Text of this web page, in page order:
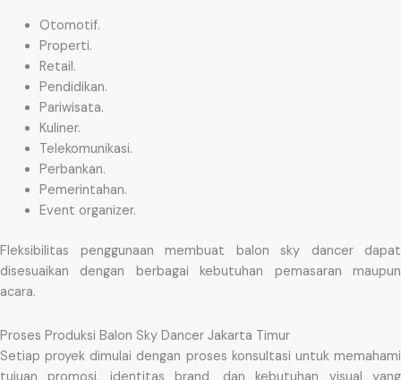
Otomotif.
Properti.
Retail.
Pendidikan.
Pariwisata.
Kuliner.
Telekomunikasi.
Perbankan.
Pemerintahan.
Event organizer.
Fleksibilitas penggunaan membuat balon sky dancer dapat
disesuaikan dengan berbagai kebutuhan pemasaran maupun
acara.
Proses Produksi Balon Sky Dancer Jakarta Timur
Setiap proyek dimulai dengan proses konsultasi untuk memahami
tujuan promosi, identitas brand, dan kebutuhan visual yang